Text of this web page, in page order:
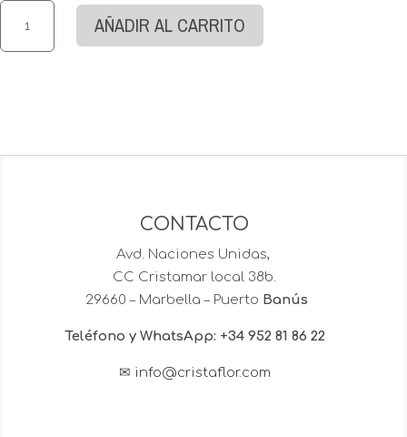
Ramo
25
AÑADIR AL CARRITO
CONTACTO
Avd. Naciones Unidas,
CC Cristamar local 38b.
29660 – Marbella – Puerto Banús
Teléfono y WhatsApp: +34 952 81 86 22
✉ info@cristaflor.com